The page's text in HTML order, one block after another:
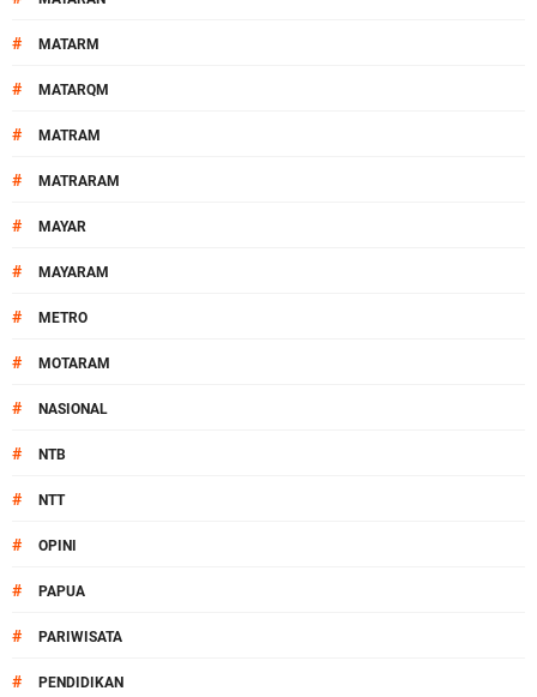
# MATARM
# MATARQM
# MATRAM
# MATRARAM
# MAYAR
# MAYARAM
# METRO
# MOTARAM
# NASIONAL
# NTB
# NTT
# OPINI
# PAPUA
# PARIWISATA
# PENDIDIKAN